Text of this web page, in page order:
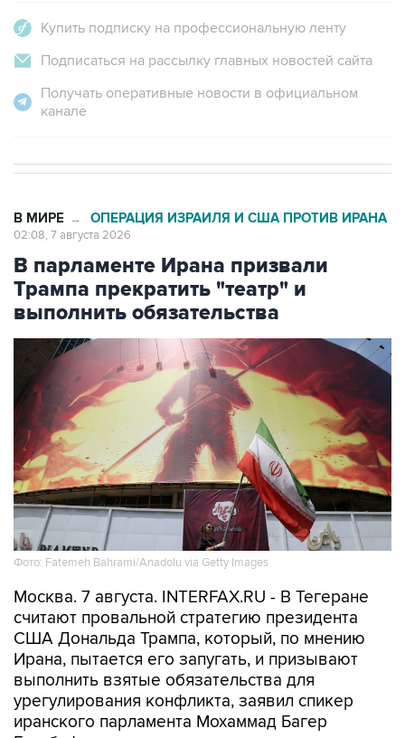
Подписаться на рассылку главных новостей сайта
Получать оперативные новости в официальном
канале
В парламенте Ирана призвали
Трампа прекратить "театр" и
выполнить обязательства
Фото: Fatemeh Bahrami/Anadolu via Getty Images
Москва. 7 августа. INTERFAX.RU - В Тегеране
США Дональда Трампа, который, по мнению
Ирана, пытается его запугать, и призывают
выполнить взятые обязательства для
урегулирования конфликта, заявил спикер
иранского парламента Мохаммад Багер
Галибаф.